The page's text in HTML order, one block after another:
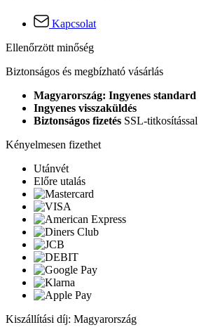
Kapcsolat
Ellenőrzött minőség
Biztonságos és megbízható vásárlás
Magyarország: Ingyenes standard
Ingyenes visszaküldés
Biztonságos fizetés SSL-titkosítással
Kényelmesen fizethet
Utánvét
Előre utalás
Kiszállítási díj: Magyarország